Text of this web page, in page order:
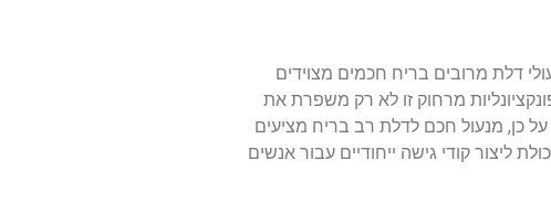
דלת מרובים בריח חכמים מצוידים
מרחוק זו לא רק משפרת את
כן, מנעול חכם לדלת רב בריח מציעים
ליצור קודי גישה ייחודיים עבור אנשים